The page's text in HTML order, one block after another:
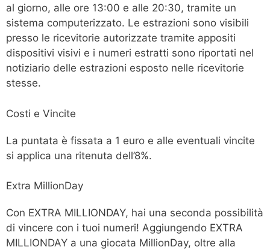
al giorno, alle ore 13:00 e alle 20:30, tramite un
sistema computerizzato. Le estrazioni sono visibili
presso le ricevitorie autorizzate tramite appositi
dispositivi visivi e i numeri estratti sono riportati nel
notiziario delle estrazioni esposto nelle ricevitorie
stesse.
Costi e Vincite
La puntata è fissata a 1 euro e alle eventuali vincite
si applica una ritenuta dell’8%.
Extra MillionDay
Con EXTRA MILLIONDAY, hai una seconda possibilità
di vincere con i tuoi numeri! Aggiungendo EXTRA
MILLIONDAY a una giocata MillionDay, oltre alla